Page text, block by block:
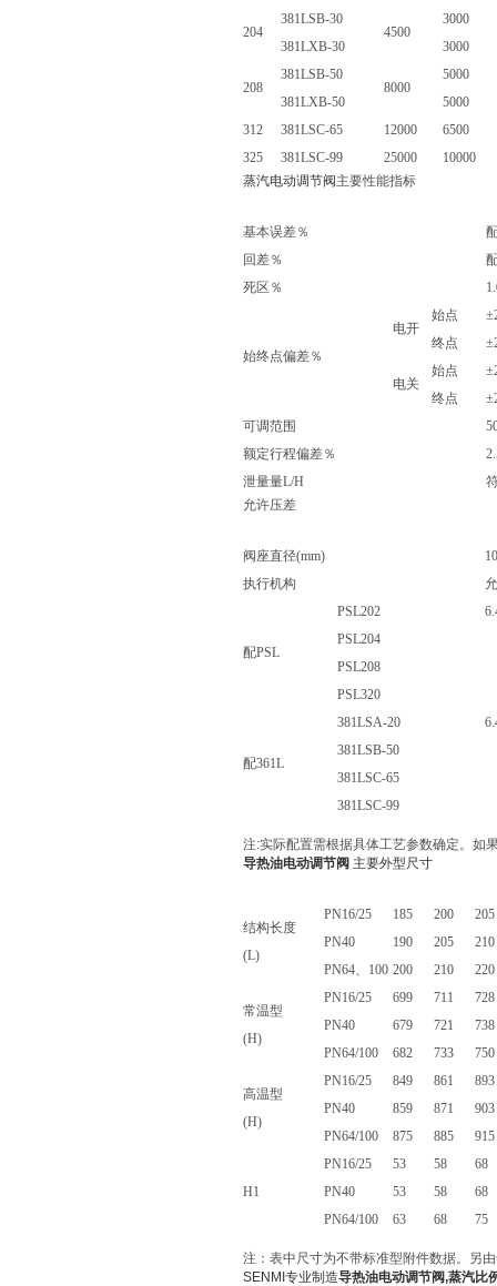
204
381LSB-30
381LXB-30
4500
3000
3000
208
381LSB-50
381LXB-50
8000
5000
5000
312
381LSC-65 12000
6500
325
381LSC-99 25000
10000
蒸汽电动调节阀 主要性能指标
基本误差％
回差％
死区％
始终点偏差％
电开
始点
终点
电关
始点
终点
可调范围
额定行程偏差％
泄量量L/H
允许压差
阀座直径(mm)
10
执行机构
配PSL
PSL202
PSL204
PSL208
PSL320
配361L
381LSA-20
381LSB-50
381LSC-65
381LSC-99
注:实际配置需根据具体工艺参数确定。如
导热油电动调节阀 主要外型尺寸
结构长度
(L)
PN16/25 185 200
205
PN40
190 205
210
PN64、100 200 210 220
常温型
(H)
PN16/25 699 711
728
PN40
679 721
738
PN64/100
682 733 750
高温型
(H)
PN16/25 849 861
893
PN40
859 871
903
PN64/100
875 885 915
H1
PN16/25 53 58
68
PN40
53 58
68
PN64/100
63 68 75
注：表中尺寸为不带标准型附件数据。另
SENMI专业制造导热油电动调节阀,蒸汽比